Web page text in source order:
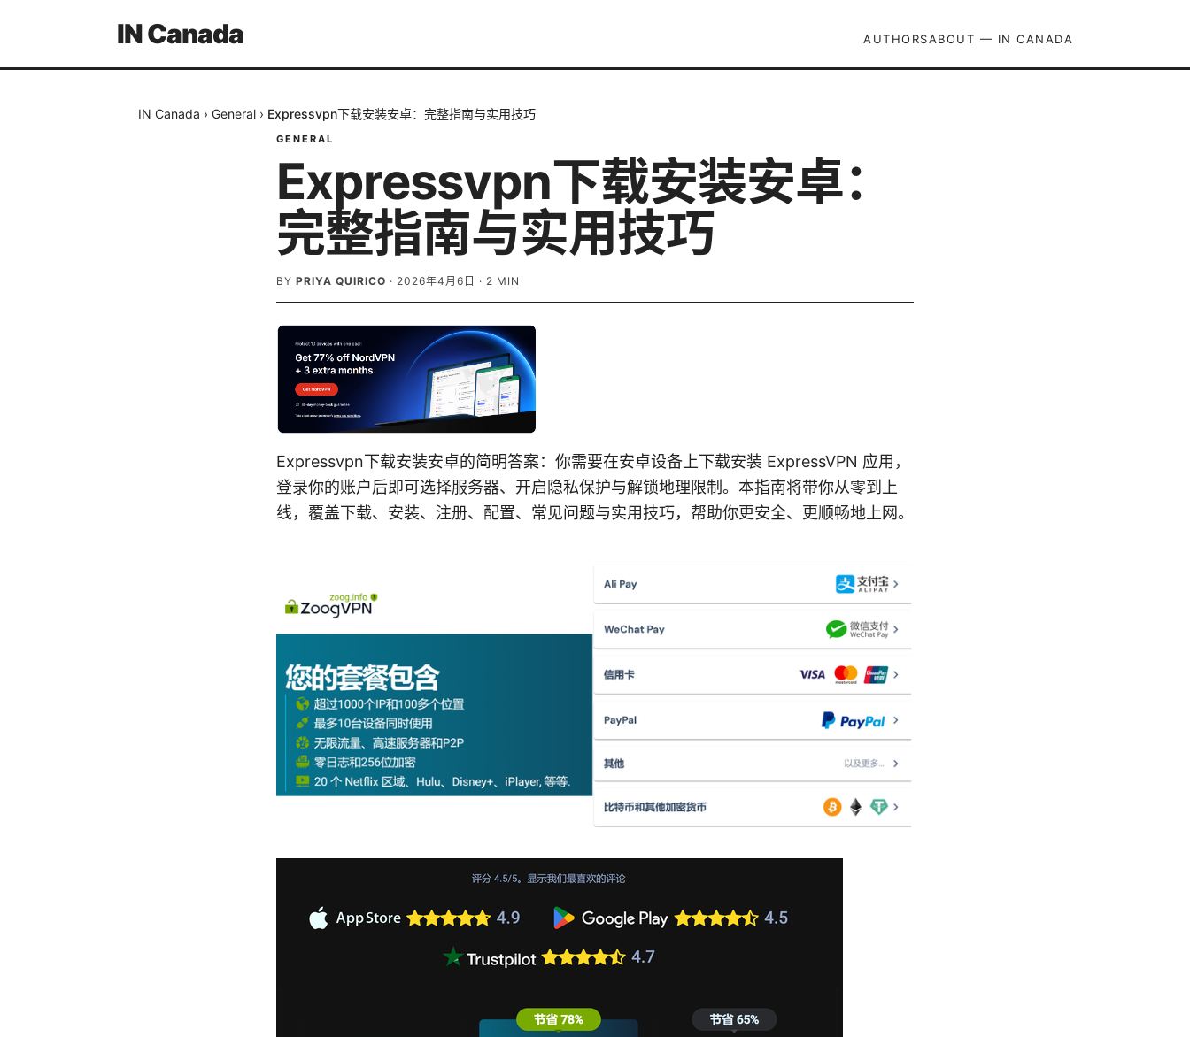
IN Canada AUTHORSABOUT — IN CANADA
IN Canada › General › Expressvpn下载安装安卓：完整指南与实用技巧
GENERAL
Expressvpn下载安装安卓：
完整指南与实用技巧
BY PRIYA QUIRICO · 2026年4月6日 · 2 MIN
Expressvpn下载安装安卓的简明答案：你需要在安卓设备上下载安装 ExpressVPN 应用，
登录你的账户后即可选择服务器、开启隐私保护与解锁地理限制。本指南将带你从零到上
线，覆盖下载、安装、注册、配置、常见问题与实用技巧，帮助你更安全、更顺畅地上网。